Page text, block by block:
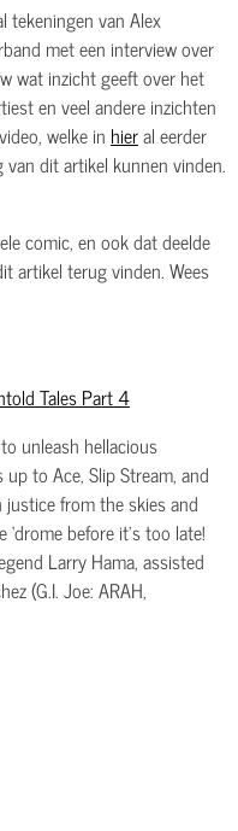
tekeningen van Alex
met een interview over
wat inzicht geeft over het
en veel andere inzichten
welke in hieral eerder
dit artikel kunnen vinden.
comic, en ook dat deelde
artikel terug vinden. Wees
Tales Part 4
unleash hellacious
to Ace, Slip Stream, and
from the skies and
before it’s too late!
Larry Hama, assisted
(G.I. Joe: ARAH,